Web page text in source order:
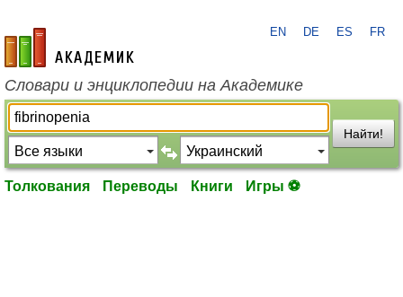
academic.ru
EN DE ES FR
Словари и энциклопедии на Академике
Найти!
Толкования Переводы Книги Игры ⚽